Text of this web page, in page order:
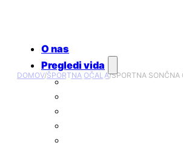
O nas
Pregledi vida
Redni očesni pregledi
DOMOV/ŠPORTNA OČALA/ŠPORTNA